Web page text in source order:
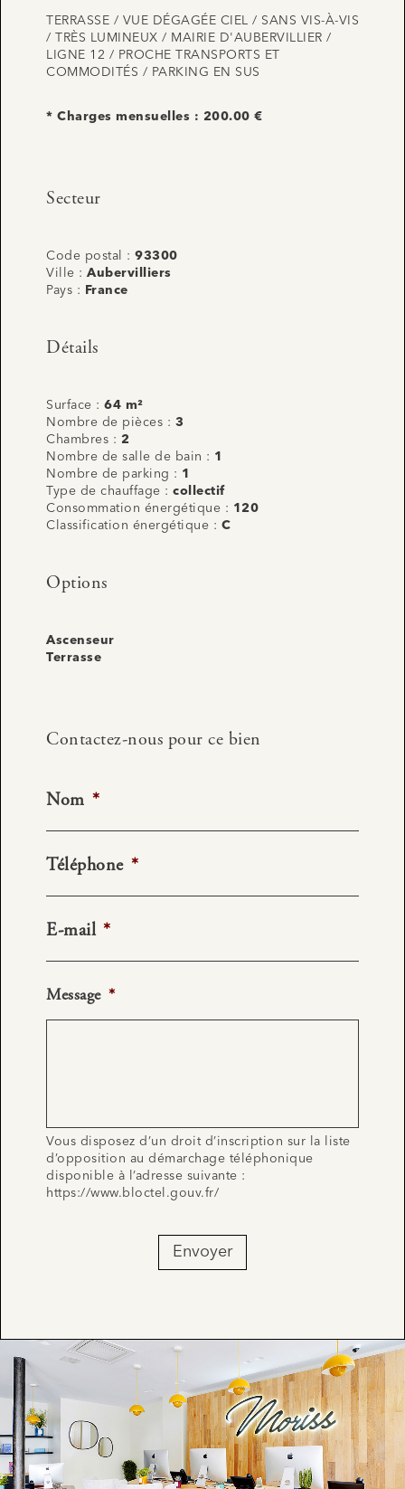
TERRASSE / VUE DÉGAGÉE CIEL / SANS VIS-À-VIS
/ TRÈS LUMINEUX / MAIRIE D'AUBERVILLIER /
LIGNE 12 / PROCHE TRANSPORTS ET
COMMODITÉS / PARKING EN SUS
* Charges mensuelles : 200.00 €
Secteur
Code postal : 93300
Ville : Aubervilliers
Pays :
France
Détails
Surface : 64 m²
Nombre de pièces : 3
Chambres : 2
Nombre de salle de bain : 1
Nombre de parking : 1
Type de chauffage : collectif
Consommation énergétique : 120
Classification énergétique : C
Options
Ascenseur
Terrasse
Contactez-nous pour ce bien
Nom *
Téléphone *
E-mail *
Message *
Vous disposez d’un droit d’inscription sur la liste
d’opposition au démarchage téléphonique
disponible à l’adresse suivante :
https://www.bloctel.gouv.fr/
Envoyer